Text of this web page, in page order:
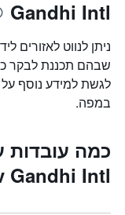
Gandhi Intl
שבהם תכננת לבקר
לגשת למידע נוסף על
במפה.
כמה עובדות
Gandhi Intl